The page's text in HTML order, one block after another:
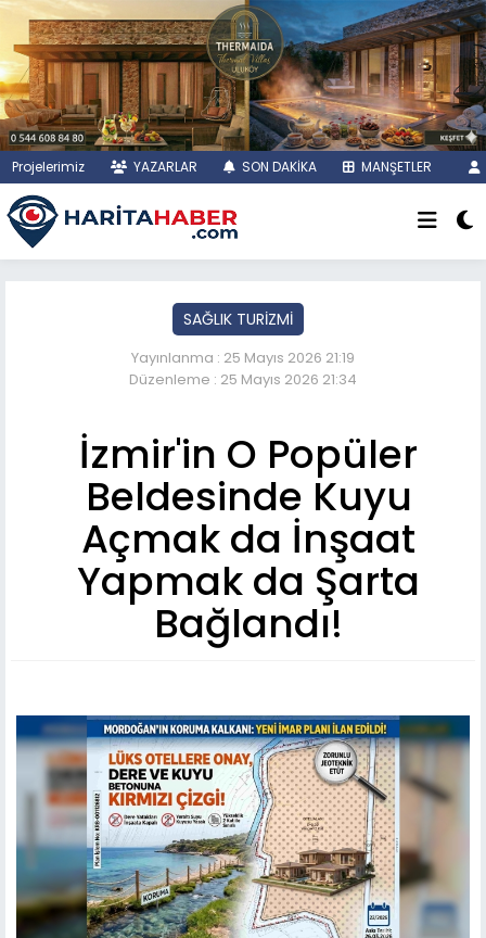
Projelerimiz YAZARLAR SON DAKİKA MANŞETLER
SAĞLIK TURİZMİ
Yayınlanma : 25 Mayıs 2026 21:19
Düzenleme : 25 Mayıs 2026 21:34
İzmir'in O Popüler
Beldesinde Kuyu
Açmak da İnşaat
Yapmak da Şarta
Bağlandı!